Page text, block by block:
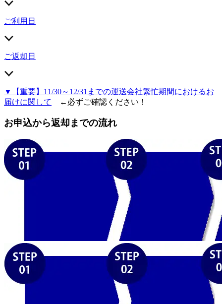
ご利用日
ご返却日
▼【重要】11/30～12/31までの運送会社繁忙期間におけるお
届けに関して
←必ずご確認ください！
お申込から返却までの流れ